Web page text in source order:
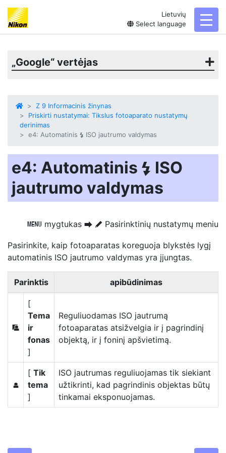
Lietuvių
Select language
„Google“ vertėjas
Z 9 Informacinis žinynas
Priskirti nustatymai: Tikslus fotoaparato nustatymų
derinimas
e4: Automatinis c ISO jautrumo valdymas
e4: Automatinis c ISO
jautrumo valdymas
G mygtukas U A Pasirinktinių nustatymų meniu
Pasirinkite, kaip fotoaparatas koreguoja blykstės lygį
automatinis ISO jautrumo valdymas yra įjungtas.
Parinktis apibūdinimas
e
[
Tema
ir
fonas
]
Reguliuodamas ISO jautrumą
fotoaparatas atsižvelgia ir į pagrindinį
objektą, ir į foninį apšvietimą.
f
[ Tik
tema
]
ISO jautrumas reguliuojamas tik siekiant
užtikrinti, kad pagrindinis objektas būtų
tinkamai eksponuojamas.